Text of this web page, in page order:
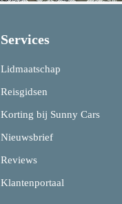
Services
Lidmaatschap
Reisgidsen
Korting bij Sunny Cars
Nieuwsbrief
Reviews
Klantenportaal